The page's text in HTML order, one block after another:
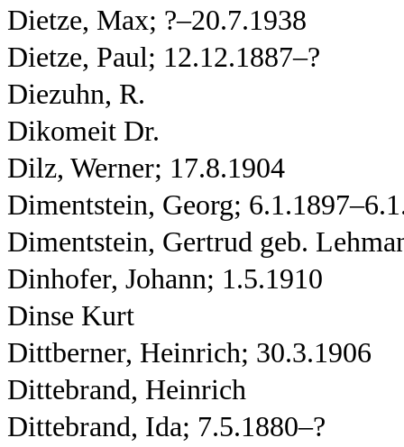
Dietze, Max; ?–20.7.1938
Dietze, Paul; 12.12.1887–?
Diezuhn, R.
Dikomeit Dr.
Dilz, Werner; 17.8.1904
Dimentstein, Georg;
Dimentstein, Gertrud geb.
Dinhofer, Johann; 1.5.1910
Dinse Kurt
Dittberner, Heinrich; 30.3.1906
Dittebrand, Heinrich
Dittebrand, Ida; 7.5.1880–?